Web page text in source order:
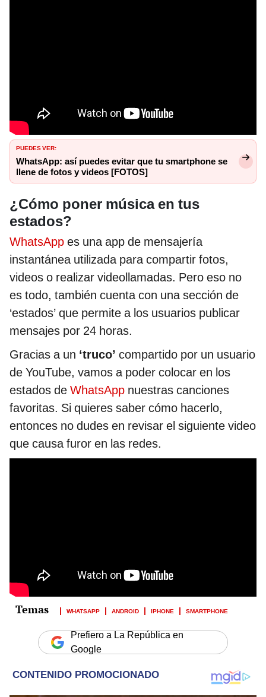
PUEDES VER:
WhatsApp: así puedes evitar que tu smartphone se
llene de fotos y videos [FOTOS]
¿Cómo poner música en tus
estados?
WhatsApp es una app de mensajería
instantánea utilizada para compartir fotos,
videos o realizar videollamadas. Pero eso no
es todo, también cuenta con una sección de
‘estados’ que permite a los usuarios publicar
mensajes por 24 horas.
Gracias a un ‘truco’ compartido por un usuario
de YouTube, vamos a poder colocar en los
estados de WhatsApp nuestras canciones
favoritas. Si quieres saber cómo hacerlo,
entonces no dudes en revisar el siguiente video
que causa furor en las redes.
WHATSAPP ANDROID IPHONE SMARTPHONE
Prefiero a La República en
Google